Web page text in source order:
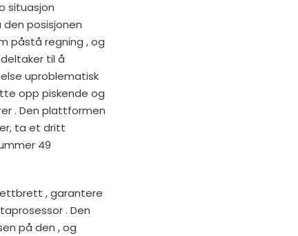
situasjon
posisjonen
påstå regning , og
til å
uproblematisk
opp piskende og
. Den plattformen
ta et dritt
49
, garantere
. Den
på den , og